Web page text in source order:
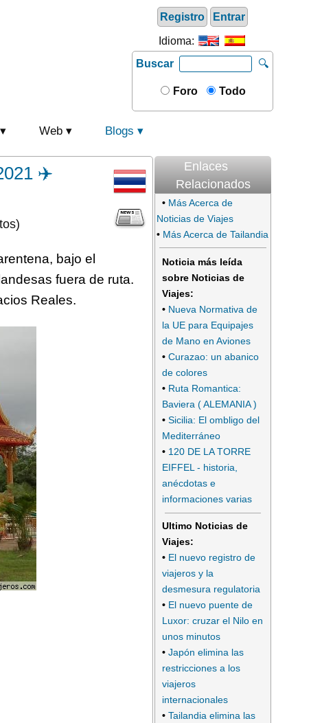
Registro Entrar
Idioma:
Buscar
🔍
Foro Todo
Web Blogs
✈️
bajo el
fuera de ruta.
Reales.
Enlaces
Relacionados
• Más Acerca de
Noticias de Viajes
• Más Acerca de Tailandia
Noticia más leída
sobre Noticias de
Viajes:
• Nueva Normativa de
la UE para Equipajes
de Mano en Aviones
• Curazao: un abanico
de colores
• Ruta Romantica:
Baviera ( ALEMANIA )
• Sicilia: El ombligo del
Mediterráneo
• 120 DE LA TORRE
EIFFEL - historia,
anécdotas e
informaciones varias
Ultimo Noticias de
Viajes:
• El nuevo registro de
viajeros y la
desmesura regulatoria
• El nuevo puente de
Luxor: cruzar el Nilo en
unos minutos
• Japón elimina las
restricciones a los
viajeros
internacionales
• Tailandia elimina las